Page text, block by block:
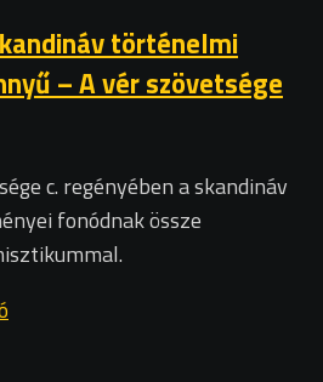
történelmi
– A vér szövetsége
c. regényében a skandináv
fonódnak össze